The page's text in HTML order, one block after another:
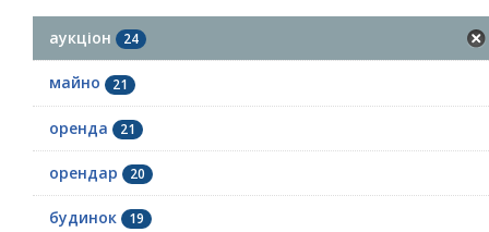
аукціон 24
майно 21
оренда 21
орендар 20
будинок 19